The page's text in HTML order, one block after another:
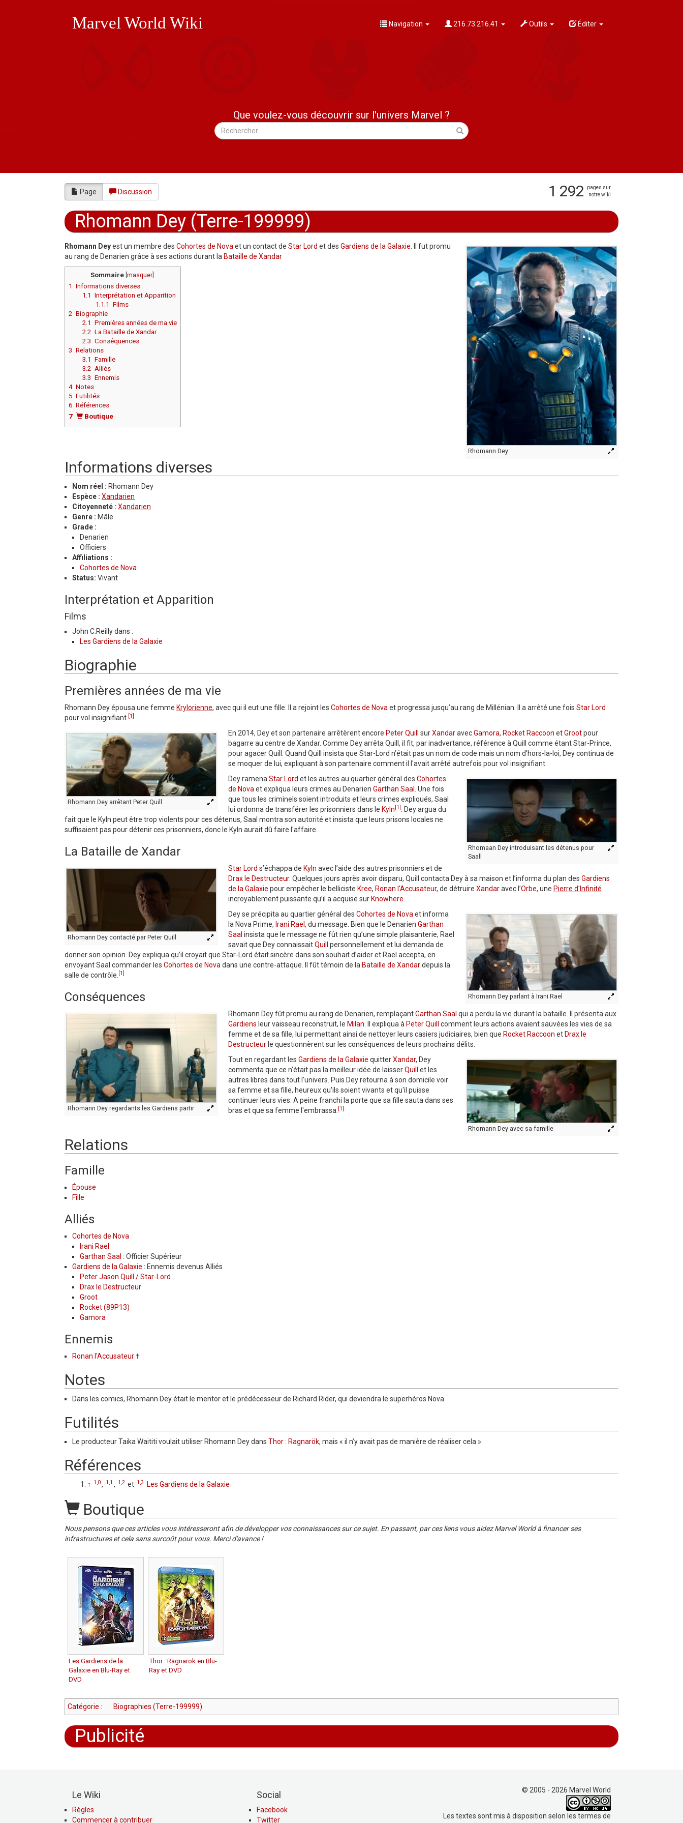
Marvel World Wiki Navigation 216.73.216.41 Outils Éditer
Que voulez-vous découvrir sur l'univers Marvel ?
Page Discussion 1 292
pages sur
notre wiki
Rhomann Dey (Terre-199999)
Rhomann Dey
Rhomann Deyest un membre des Cohortes de Novaet un contact de Star Lord et des Gardiens de la Galaxie. Il fut promu
au rang de Denarien grâce à ses actions durant la Bataille de Xandar
Sommaire[ masquer]
1 Informations diverses
1.1 Interprétation et Apparition
1.1.1
Films
2 Biographie
2.1 Premières années de ma vie
2.2 La Bataille de Xandar
2.3 Conséquences
3 Relations
3.1 Famille
3.2 Alliés
3.3 Ennemis
4 Notes
5 Futilités
6 Références
7
Boutique
Informations diverses
Nom réel : Rhomann Dey
Espèce : Xandarien
Citoyenneté : Xandarien
Genre : Mâle
Grade :
Denarien
Officiers
Affiliations :
Cohortes de Nova
Status: Vivant
Interprétation et Apparition
Films
John C.Reilly dans :
Les Gardiens de la Galaxie
Biographie
Premières années de ma vie
Rhomann Dey épousa une femme Krylorienne, avec qui il eut une fille. Il a rejoint les Cohortes de Novaet progressa jusqu’au rang de Millénian. Il a arrêté une fois Star Lord
pour vol insignifiant. [1]
Rhomann Dey arrêtant Peter Quill
En 2014, Dey et son partenaire arrêtèrent encore Peter Quill surXandaravecGamora, Rocket Raccoon etGrootpour
bagarre au centre de Xandar. Comme Dey arrêta Quill, il fit, par inadvertance, référence à Quill comme étant Star-Prince,
pour agacer Quill. Quand Quill insista que Star-Lord n’était pas un nom de code mais un nom d’hors-la-loi, Dey continua de
se moquer de lui, expliquant à son partenaire comment il l'avait arrêté autrefois pour vol insignifiant.
Rhomaan Dey introduisant les détenus pour
Saall
Dey ramenaStar Lord et les autres au quartier général des Cohortes
de Novaet expliqua leurs crimes au Denarien Garthan Saal . Une fois
que tous les criminels soient introduits et leurs crimes expliqués, Saal
lui ordonna de transférer les prisonniers dans le Kyln [1] . Dey argua du
fait que le Kyln peut être trop violents pour ces détenus, Saal montra son autorité et insista que leurs prisons locales ne
suffisaient pas pour détenir ces prisonniers, donc le Kyln aurait dû faire l'affaire.
La Bataille de Xandar
Rhomann Dey contacté par Peter Quill
Star Lord s’échappa de Kyln avec l’aide des autres prisonniers et de
Drax le Destructeur. Quelques jours après avoir disparu, Quill contacta Dey à sa maison et l’informa du plan des Gardiens
de la Galaxie pour empêcher le belliciste Kree, Ronan l'Accusateur, de détruire Xandaravec l’Orbe, une Pierre d'Infinité
incroyablement puissante qu’il a acquise sur Knowhere.
Rhomann Dey parlant à Irani Rael
Dey se précipita au quartier général des Cohortes de Novaet informa
la Nova Prime, Irani Rael , du message. Bien que le Denarien Garthan
Saal insista que le message ne fût rien qu’une simple plaisanterie, Rael
savait que Dey connaissaitQuill
personnellement et lui demanda de
donner son opinion. Dey expliqua qu’il croyait que Star-Lord était sincère dans son souhait d’aider et Rael accepta, en
envoyant Saal commander les Cohortes de Novadans une contre-attaque. Il fût témoin de la Bataille de Xandardepuis la
salle de contrôle. [1]
Conséquences
Rhomann Dey regardants les Gardiens partir
Rhomann Dey fût promu au rang de Denarien, remplaçantGarthan Saal qui a perdu la vie durant la bataille. Il présenta aux
Gardiens leur vaisseau reconstruit, le Milan. Il expliqua à Peter Quill
comment leurs actions avaient sauvées les vies de sa
femme et de sa fille, lui permettant ainsi de nettoyer leurs casiers judiciaires, bien que Rocket Raccoon et Drax le
Destructeurle questionnèrent sur les conséquences de leurs prochains délits.
Rhomann Dey avec sa famille
Tout en regardant les Gardiens de la Galaxie quitterXandar, Dey
commenta que ce n'était pas la meilleur idée de laisserQuill
et les
autres libres dans tout l'univers. Puis Dey retourna à son domicile voir
sa femme et sa fille, heureux qu'ils soient vivants et qu'il puisse
continuer leurs vies. A peine franchi la porte que sa fille sauta dans ses
bras et que sa femme l'embrassa. [1]
Relations
Famille
Épouse
Fille
Alliés
Cohortes de Nova
Irani Rael
Garthan Saal : Officier Supérieur
Gardiens de la Galaxie : Ennemis devenus Alliés
Peter Jason Quill / Star-Lord
Drax le Destructeur
Groot
Rocket (89P13)
Gamora
Ennemis
Ronan l'Accusateur†
Notes
Dans les comics, Rhomann Dey était le mentor et le prédécesseur de Richard Rider, qui deviendra le superhéros Nova.
Futilités
Le producteur Taika Waititi voulait utiliser Rhomann Dey dans Thor : Ragnarök, mais « il n’y avait pas de manière de réaliser cela »
Références
↑ 1,0, 1,1 , 1,2 et 1,3 Les Gardiens de la Galaxie
Boutique
Nous pensons que ces articles vous intéresseront afin de développer vos connaissances sur ce sujet. En passant, par ces liens vous aidez Marvel World à financer ses
infrastructures et cela sans surcoût pour vous. Merci d'avance !
Les Gardiens de la
Galaxie en Blu-Ray et
DVD
Thor : Ragnarok en Blu-
Ray et DVD
Catégorie : Biographies (Terre-199999)
Publicité
Le Wiki
Règles
Commencer à contribuer
Social
Facebook
Twitter
© 2005 - 2026 Marvel World
Les textes sont mis à disposition selon les termes de